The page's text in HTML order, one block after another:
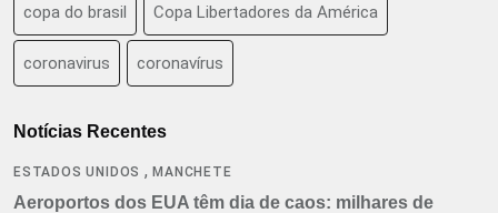
copa do brasil Copa Libertadores da América
coronavirus coronavírus
Notícias Recentes
ESTADOS UNIDOS ,MANCHETE
Aeroportos dos EUA têm dia de caos: milhares de